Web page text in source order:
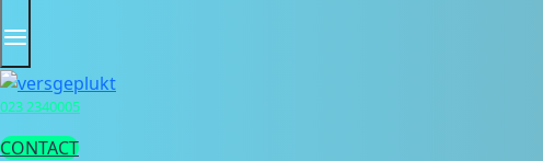
inhoud
023 2340005
CONTACT